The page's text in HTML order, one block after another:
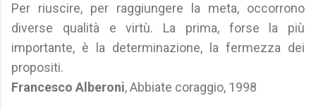
Per riuscire, per raggiungere la meta, occorrono
diverse qualità e virtù. La prima, forse la più
importante, è la determinazione, la fermezza dei
propositi.
Francesco Alberoni, Abbiate coraggio, 1998